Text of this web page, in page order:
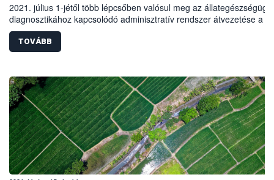
2021. július 1-jétől több lépcsőben valósul meg az állategészségügyi
diagnosztikához kapcsolódó adminisztratív rendszer átvezetése a
digitális térbe. A változások, újítások alapvetően két jelentős
érintenek: az ügyviteli rendszer digitalizációján túl életbe lép az ún.
egyetemleges felelősségvállalás. A Nemzeti Élelmiszerlánc-
megrendelésének egyszerűsítését, valamint a hiteles és gyors
eredményközlést támogatják.
TOVÁBB